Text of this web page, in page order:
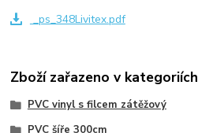
_ps_348Livitex.pdf
Zboží zařazeno v kategoriích
PVC vinyl s filcem zátěžový
PVC šíře 300cm